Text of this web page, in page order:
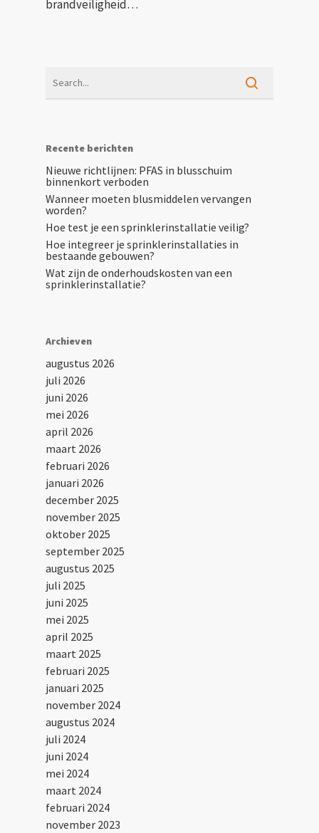
brandveiligheid…
Recente berichten
Nieuwe richtlijnen: PFAS in blusschuim
binnenkort verboden
Wanneer moeten blusmiddelen vervangen
worden?
Hoe test je een sprinklerinstallatie veilig?
Hoe integreer je sprinklerinstallaties in
bestaande gebouwen?
Wat zijn de onderhoudskosten van een
sprinklerinstallatie?
Archieven
augustus 2026
juli 2026
juni 2026
mei 2026
april 2026
maart 2026
februari 2026
januari 2026
december 2025
november 2025
oktober 2025
september 2025
augustus 2025
juli 2025
juni 2025
mei 2025
april 2025
maart 2025
februari 2025
januari 2025
november 2024
augustus 2024
juli 2024
juni 2024
mei 2024
maart 2024
februari 2024
november 2023